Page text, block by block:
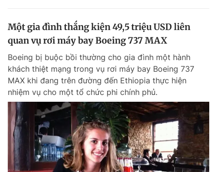
Một gia đình thắng kiện 49,5 triệu USD liên
quan vụ rơi máy bay Boeing 737 MAX
Boeing bị buộc bồi thường cho gia đình một hành
khách thiệt mạng trong vụ rơi máy bay Boeing 737
MAX khi đang trên đường đến Ethiopia thực hiện
nhiệm vụ cho một tổ chức phi chính phủ.